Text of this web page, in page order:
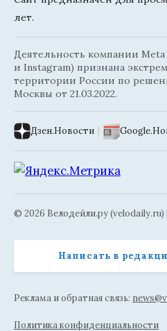
лет.
Деятельность компании Meta
и Instagram) признана
территории России по
Москвы от 21.03.2022.
Дзен.Новости |
© 2026 Велодейли.ру (velodaily.ru) |
Написать в
Реклама и обратная связь:
Политика конфиденциальности